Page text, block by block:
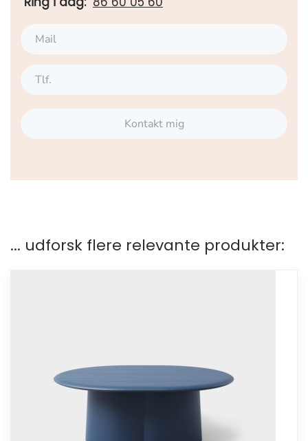
Kontakt mig
... udforsk flere relevante produkter: